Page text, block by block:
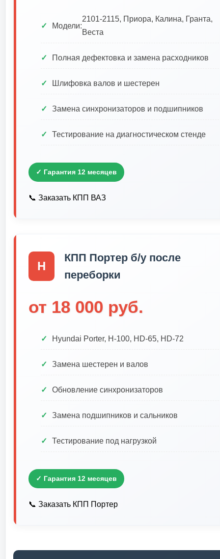
Модели:
2101-2115, Приора, Калина, Гранта,
Веста
Полная дефектовка и замена расходников
Шлифовка валов и шестерен
Замена синхронизаторов и подшипников
Тестирование на диагностическом стенде
✓ Гарантия 12 месяцев
📞 Заказать КПП ВАЗ
H
КПП Портер б/у после
переборки
от 18 000 руб.
Hyundai Porter, H-100, HD-65, HD-72
Замена шестерен и валов
Обновление синхронизаторов
Замена подшипников и сальников
Тестирование под нагрузкой
✓ Гарантия 12 месяцев
📞 Заказать КПП Портер